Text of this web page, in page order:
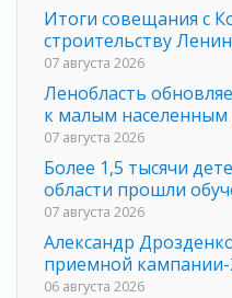
Итоги совещания с
строительству
07 августа 2026
Ленобласть
к малым населенным
07 августа 2026
Более 1,5 тысячи
области прошли
07 августа 2026
Александр
приемной кампании-
06 августа 2026